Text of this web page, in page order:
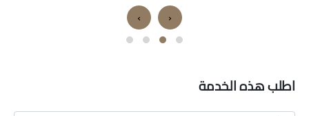
‹
›
اطلب هذه الخدمة